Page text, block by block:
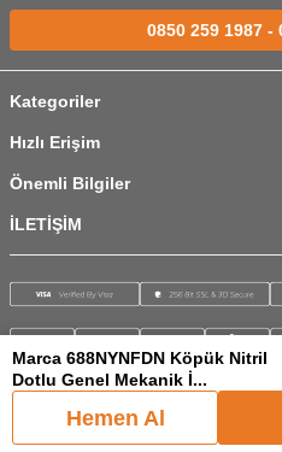
0850 259 1987-
Kategoriler
Hızlı Erişim
Önemli Bilgiler
İLETİŞİM
© 2026 İstanbul Ticaret.
Marca 688NYNFDN Köpük Nitril
Dotlu Genel Mekanik İ...
Hemen Al